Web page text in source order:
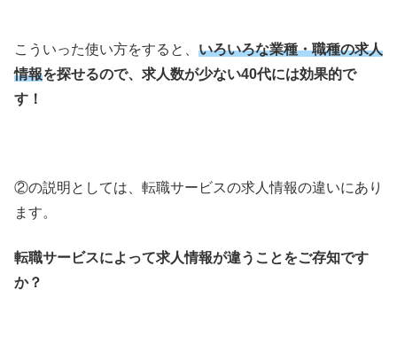
こういった使い方をすると、 いろいろな業種・職種の求人
情報を探せるので、求人数が少ない40代には効果的で
す！
②の説明としては、転職サービスの求人情報の違いにあり
ます。
転職サービスによって求人情報が違うことをご存知です
か？